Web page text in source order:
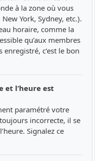
à la zone où vous
York, Sydney, etc.).
horaire, comme la
qu’aux membres
enregistré, c’est le bon
et l’heure est
paramétré votre
incorrecte, il se
Signalez ce